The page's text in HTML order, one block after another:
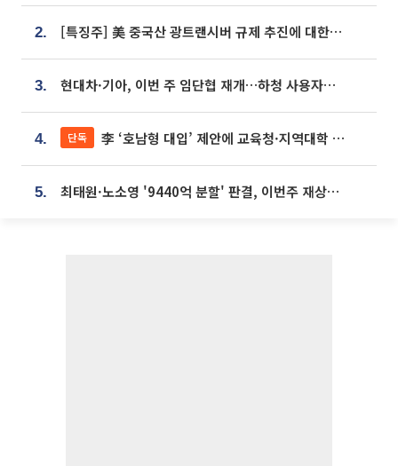
2. [특징주] 美 중국산 광트랜시버 규제 추진에 대한광통신 등 광통신株 강세
3. 현대차·기아, 이번 주 임단협 재개…하청 사용자성 재심도 ‘변수’
4. 단독 李 ‘호남형 대입’ 제안에 교육청·지역대학 서·논술형 입시 연계 '착수'
5. 최태원·노소영 '9440억 분할' 판결, 이번주 재상고 여부 주목